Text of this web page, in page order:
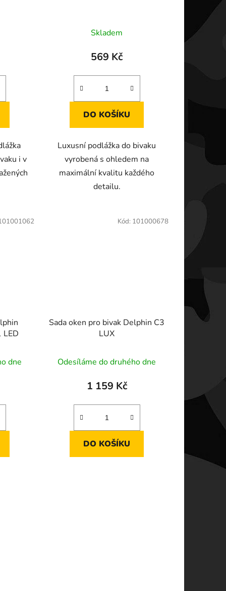
i v
Skladem
569 Kč
DO KOŠÍKU
Luxusní podlážka do bivaku
vyrobená s ohledem na
maximální kvalitu každého
detailu.
LED
dne
Sada oken pro bivak Delphin C3
LUX
Odesíláme do druhého dne
1 159 Kč
DO KOŠÍKU
Kód: 101000678